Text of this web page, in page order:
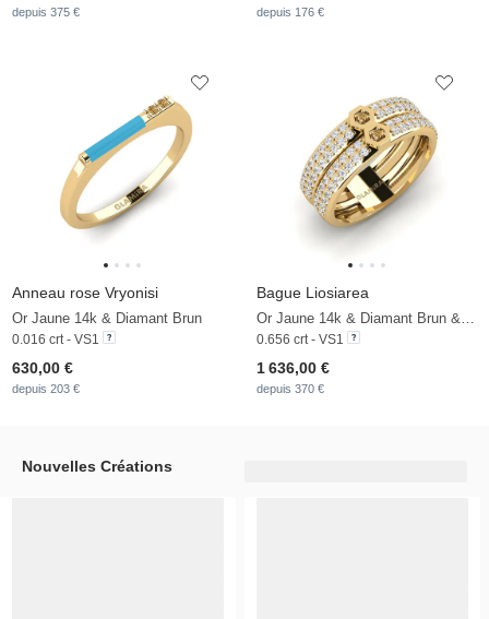
depuis 375 € depuis 176 €
Anneau rose Vryonisi
Or Jaune 14k & Diamant Brun
0.016 crt - VS1
630,00 €
depuis 203 €
Bague Liosiarea
0.656 crt - VS1
1 636,00 €
depuis 370 €
Nouvelles Créations